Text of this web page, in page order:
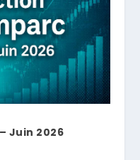
Juin 2026